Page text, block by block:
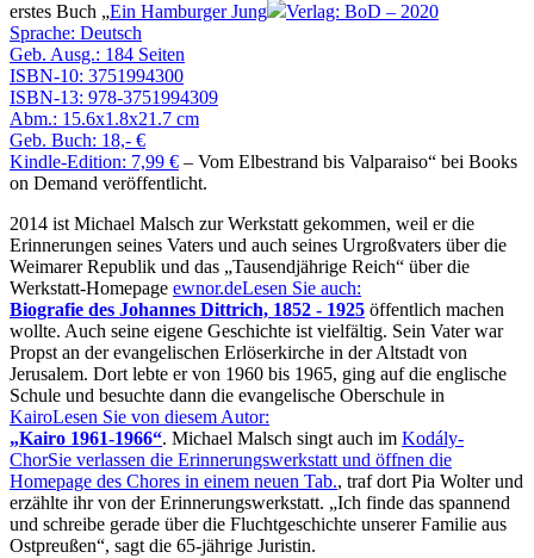
erstes Buch
Ein Hamburger Jung
Verlag: BoD – 2020
Sprache: Deutsch
Geb. Ausg.: 184 Seiten
ISBN-10: 3751994300
ISBN-13: 978-3751994309
Abm.: 15.6x1.8x21.7 cm
Geb. Buch: 18,- €
Kindle-Edition: 7,99 € – Vom Elbestrand bis Valparaiso
bei Books
on Demand veröffentlicht.
2014 ist Michael Malsch zur Werkstatt gekommen, weil er die
Erinnerungen seines Vaters und auch seines Urgroßvaters über die
Weimarer Republik und das
Tausendjährige Reich
über die
Werkstatt-Homepage ewnor.deLesen Sie auch:
Biografie des Johannes Dittrich, 1852 - 1925 öffentlich machen
wollte. Auch seine eigene Geschichte ist vielfältig. Sein Vater war
Propst an der evangelischen Erlöserkirche in der Altstadt von
Jerusalem. Dort lebte er von 1960 bis 1965, ging auf die englische
Schule und besuchte dann die evangelische Oberschule in
KairoLesen Sie von diesem Autor:
Kairo 1961-1966 . Michael Malsch singt auch im Kodály-
ChorSie verlassen die Erinnerungswerkstatt und öffnen die
Homepage des Chores in einem neuen Tab., traf dort Pia Wolter und
erzählte ihr von der Erinnerungswerkstatt.
Ich finde das spannend
und schreibe gerade über die Fluchtgeschichte unserer Familie aus
Ostpreußen , sagt die 65-jährige Juristin.